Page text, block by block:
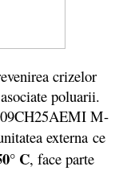
crizelor
poluarii.
M-
externa ce
C, face parte